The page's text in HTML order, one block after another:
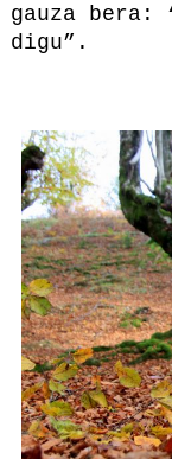
gauza bera:
digu”.